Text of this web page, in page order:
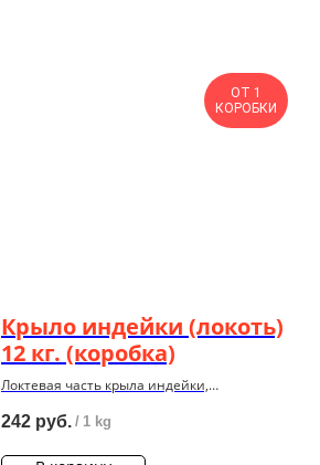
ОТ 1
КОРОБКИ
Крыло индейки (локоть)
12 кг. (коробка)
Локтевая часть крыла индейки,
242 руб. / 1 kg